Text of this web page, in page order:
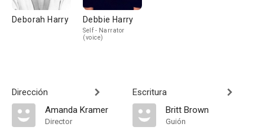
Deborah Harry Debbie Harry
Self - Narrator
(voice)
Dirección
Amanda Kramer
Director
Escritura
Britt Brown
Guión